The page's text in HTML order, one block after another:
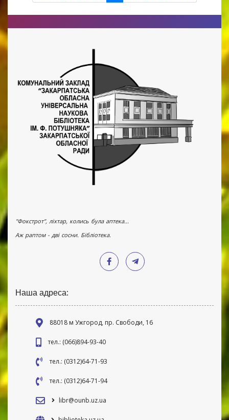
"Фокстрот", ліхтар, колись була аптека...
Аж раптом - дві сосни. Бібліотека.
Наша адреса:
88018 м Ужгород, пр. Свободи, 16
тел.: (066)894-93-40
тел.: (0312)64-71-93
тел.: (0312)64-71-94
libr@ounb.uz.ua